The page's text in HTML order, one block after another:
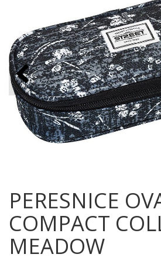
PERESNICE
COMPACT
MEADOW